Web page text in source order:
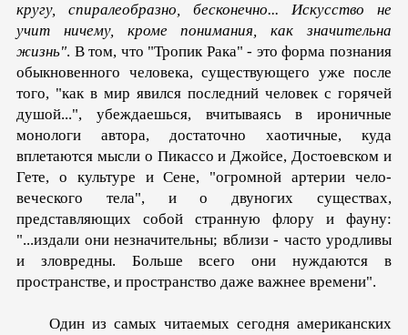
кругу, спиралеобразно, бесконечно... Искусство не
учит ничему, кроме понимания, как значительна
жизнь". В том, что "Тропик Рака" - это форма познания
обыкновен­ного человека, существующего уже после
того, "как в мир явился последний человек с горячей
душой...", убеждаешься, вчитываясь в ироничные
монологи автора, достаточно хао­тичные, куда
вплетаются мысли о Пикассо и Джойсе, Достоевском и
Гете, о культуре и Сене, "огромной артерии чело­
веческого тела", и о двуногих существах,
представляющих со­бой странную флору и фауну:
"...издали они незначительны; вблизи - часто уродливы
и зловредны. Больше всего они ну­ждаются в
пространстве, и пространство даже важнее времени".
Один из самых читаемых сегодня американских